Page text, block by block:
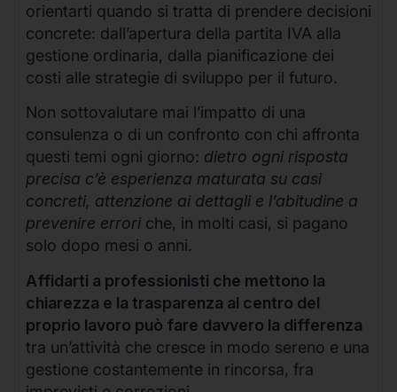
orientarti quando si tratta di prendere decisioni
concrete: dall’apertura della partita IVA alla
gestione ordinaria, dalla pianificazione dei
costi alle strategie di sviluppo per il futuro.
Non sottovalutare mai l’impatto di una
consulenza o di un confronto con chi affronta
questi temi ogni giorno: dietro ogni risposta
precisa c’è esperienza maturata su casi
concreti, attenzione ai dettagli e l’abitudine a
prevenire errori che, in molti casi, si pagano
solo dopo mesi o anni.
Affidarti a professionisti che mettono la
chiarezza e la trasparenza al centro del
proprio lavoro può fare davvero la differenza
tra un’attività che cresce in modo sereno e una
gestione costantemente in rincorsa, fra